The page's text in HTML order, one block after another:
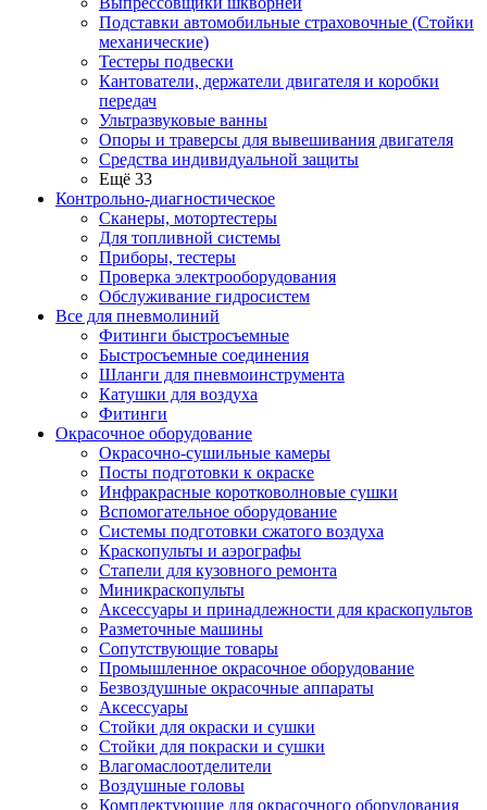
Подставки автомобильные страховочные (Стойки
механические)
Тестеры подвески
Кантователи, держатели двигателя и коробки
передач
Ультразвуковые ванны
Опоры и траверсы для вывешивания двигателя
Средства индивидуальной защиты
Ещё 33
Контрольно-диагностическое
Сканеры, мотортестеры
Для топливной системы
Приборы, тестеры
Проверка электрооборудования
Обслуживание гидросистем
Все для пневмолиний
Фитинги быстросъемные
Быстросъемные соединения
Шланги для пневмоинструмента
Катушки для воздуха
Фитинги
Окрасочное оборудование
Окрасочно-сушильные камеры
Посты подготовки к окраске
Инфракрасные коротковолновые сушки
Вспомогательное оборудование
Системы подготовки сжатого воздуха
Краскопульты и аэрографы
Стапели для кузовного ремонта
Миникраскопульты
Аксессуары и принадлежности для краскопультов
Разметочные машины
Сопутствующие товары
Промышленное окрасочное оборудование
Безвоздушные окрасочные аппараты
Аксессуары
Стойки для окраски и сушки
Стойки для покраски и сушки
Влагомаслоотделители
Воздушные головы
Комплектующие для окрасочного оборудования